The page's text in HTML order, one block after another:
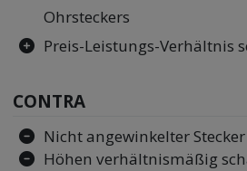
Ohrsteckers
Preis-Leistungs-Verhältnis
CONTRA
Nicht angewinkelter Stecker
Höhen verhältnismäßig